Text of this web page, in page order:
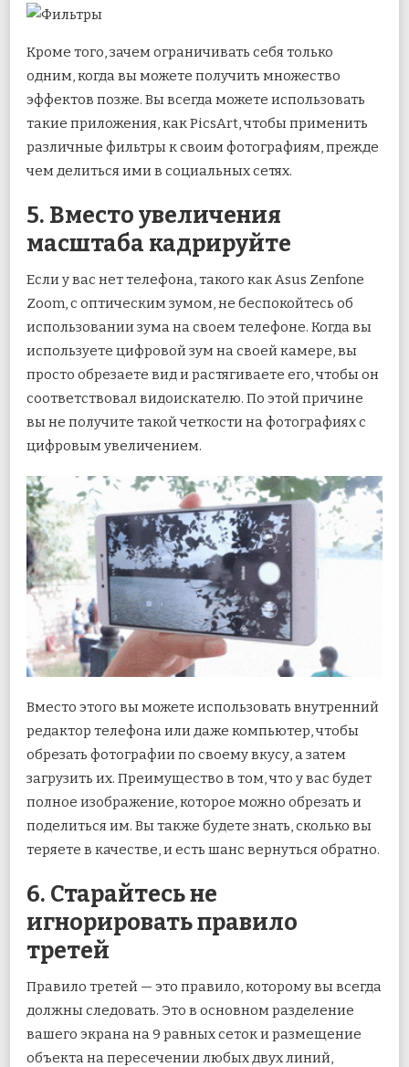
Кроме того, зачем ограничивать себя только
одним, когда вы можете получить множество
эффектов позже. Вы всегда можете использовать
такие приложения, как PicsArt, чтобы применить
различные фильтры к своим фотографиям, прежде
чем делиться ими в социальных сетях.
5. Вместо увеличения
масштаба кадрируйте
Если у вас нет телефона, такого как Asus Zenfone
Zoom, с оптическим зумом, не беспокойтесь об
использовании зума на своем телефоне. Когда вы
используете цифровой зум на своей камере, вы
просто обрезаете вид и растягиваете его, чтобы он
соответствовал видоискателю. По этой причине
вы не получите такой четкости на фотографиях с
цифровым увеличением.
Вместо этого вы можете использовать внутренний
редактор телефона или даже компьютер, чтобы
обрезать фотографии по своему вкусу, а затем
загрузить их. Преимущество в том, что у вас будет
полное изображение, которое можно обрезать и
поделиться им. Вы также будете знать, сколько вы
теряете в качестве, и есть шанс вернуться обратно.
6. Старайтесь не
игнорировать правило
третей
Правило третей — это правило, которому вы всегда
должны следовать. Это в основном разделение
вашего экрана на 9 равных сеток и размещение
объекта на пересечении любых двух линий,